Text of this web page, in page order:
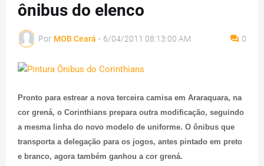
ônibus do elenco
Por MOB Ceará - 6/04/2011 08:13:00 AM 0
Pronto para estrear a nova terceira camisa em Araraquara, na
cor grená, o Corinthians prepara outra modificação, seguindo
a mesma linha do novo modelo de uniforme. O ônibus que
transporta a delegação para os jogos, antes pintado em preto
e branco, agora também ganhou a cor grená.